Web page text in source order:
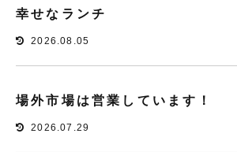
幸せなランチ
2026.08.05
場外市場は営業しています！
2026.07.29